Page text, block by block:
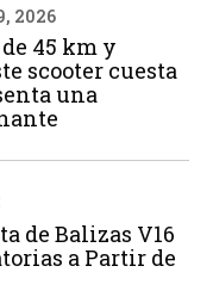
2026
45 km y
scooter cuesta
una
de Balizas V16
a Partir de